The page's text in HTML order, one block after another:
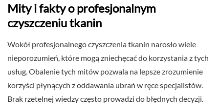
Mity i fakty o profesjonalnym
czyszczeniu tkanin
Wokół profesjonalnego czyszczenia tkanin narosło wiele
nieporozumień, które mogą zniechęcać do korzystania z tych
usług. Obalenie tych mitów pozwala na lepsze zrozumienie
korzyści płynących z oddawania ubrań w ręce specjalistów.
Brak rzetelnej wiedzy często prowadzi do błędnych decyzji.